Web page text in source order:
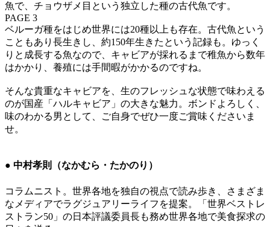
魚で、チョウザメ目という独立した種の古代魚です。
PAGE 3
ベルーガ種をはじめ世界には20種以上も存在。古代魚という
こともあり長生きし、約150年生きたという記録も。ゆっく
りと成長する魚なので、キャビアが採れるまで稚魚から数年
はかかり、養殖には手間暇がかかるのですね。
そんな貴重なキャビアを、生のフレッシュな状態で味わえる
のが国産「ハルキャビア」の大きな魅力。ボンドよろしく、
味のわかる男として、ご自身でぜひ一度ご賞味くださいま
せ。
● 中村孝則（なかむら・たかのり）
コラムニスト。世界各地を独自の視点で読み歩き、さまざま
なメディアでラグジュアリーライフを提案。「世界ベストレ
ストラン50」の日本評議委員長も務め世界各地で美食探求の